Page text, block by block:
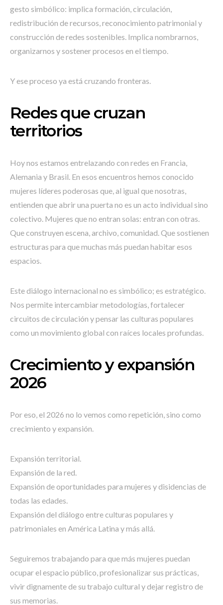
gesto simbólico: implica formación, circulación,
redistribución de recursos, reconocimiento patrimonial y
construcción de redes sostenibles. Implica nombrarnos,
organizarnos y sostener procesos en el tiempo.
Y ese proceso ya está cruzando fronteras.
Redes que cruzan
territorios
Hoy nos estamos entrelazando con redes en Francia,
Alemania y Brasil. En esos encuentros hemos conocido
mujeres líderes poderosas que, al igual que nosotras,
entienden que abrir una puerta no es un acto individual sino
colectivo. Mujeres que no entran solas: entran con otras.
Que construyen escena, archivo, comunidad. Que sostienen
estructuras para que muchas más puedan habitar esos
espacios.
Este diálogo internacional no es simbólico; es estratégico.
Nos permite intercambiar metodologías, fortalecer
circuitos de circulación y pensar las culturas populares
como un movimiento global con raíces locales profundas.
Crecimiento y expansión
2026
Por eso, el 2026 no lo vemos como repetición, sino como
crecimiento y expansión.
Expansión territorial.
Expansión de la red.
Expansión de oportunidades para mujeres y disidencias de
todas las edades.
Expansión del diálogo entre culturas populares y
patrimoniales en América Latina y más allá.
Seguiremos trabajando para que más mujeres puedan
ocupar el espacio público, profesionalizar sus prácticas,
vivir dignamente de su trabajo cultural y dejar registro de
sus memorias.